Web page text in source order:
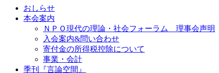
おしらせ
本会案内
ＮＰＯ現代の理論・社会フォーラム 理事会声明
入会案内&問い合わせ
寄付金の所得税控除について
事業・会計
季刊『言論空間』